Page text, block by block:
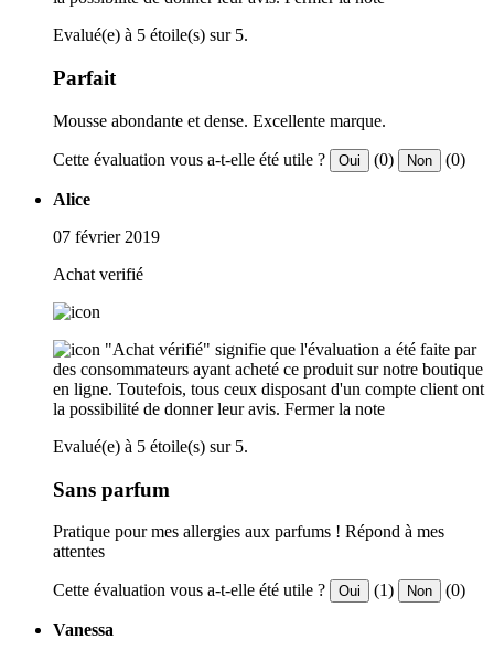
Evalué(e) à 5 étoile(s) sur 5.
Parfait
Mousse abondante et dense. Excellente marque.
Cette évaluation vous a-t-elle été utile ? Oui (0) Non (0)
Alice
07 février 2019
Achat verifié
"Achat vérifié" signifie que l'évaluation a été faite par
des consommateurs ayant acheté ce produit sur notre boutique
en ligne. Toutefois, tous ceux disposant d'un compte client ont
la possibilité de donner leur avis. Fermer la note
Evalué(e) à 5 étoile(s) sur 5.
Sans parfum
Pratique pour mes allergies aux parfums ! Répond à mes
attentes
Cette évaluation vous a-t-elle été utile ? Oui (1) Non (0)
Vanessa